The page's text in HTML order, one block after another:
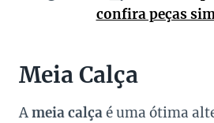
confira peças
Meia Calça
Ameia calçaé uma ótima